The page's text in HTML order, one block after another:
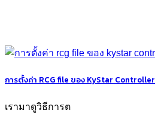
การตั้งค่า RCG file ของ KyStar Controller
เรามาดูวิธีการต